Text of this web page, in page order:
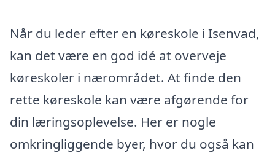
Når du leder efter en køreskole i Isenvad,
kan det være en god idé at overveje
køreskoler i nærområdet. At finde den
rette køreskole kan være afgørende for
din læringsoplevelse. Her er nogle
omkringliggende byer, hvor du også kan